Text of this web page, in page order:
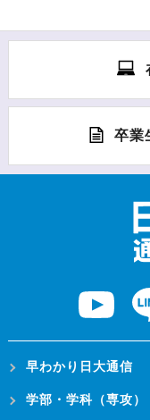
卒業
早わかり日大通信
学部・学科（専攻）